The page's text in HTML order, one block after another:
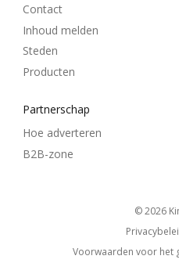
Contact
Inhoud melden
Steden
Producten
Partnerschap
Hoe adverteren
B2B-zone
© 2026
Voorwaarden voor het